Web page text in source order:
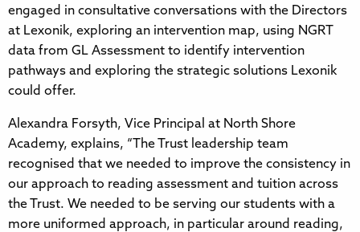
engaged in consultative conversations with the Directors
at Lexonik, exploring an intervention map, using NGRT
data from GL Assessment to identify intervention
pathways and exploring the strategic solutions Lexonik
could offer.​​​​‌‍​‍​‍‌‍‌​‍‌‍‍‌‌‍‌‌‍‍‌‌‍‍​‍​‍​‍‍​‍​‍‌​‌‍​‌‌‍‍‌‍‍‌‌‌​‌‍‌​‍‍‌‍‍‌‌‍​‍​‍​‍​​‍​‍‌‍‍​‌​‍‌‍‌‌‌‍‌‍​‍​‍​‍‍​‍​‍​‍‌​‌‌​‌‌‌‌‍‌​‌‍‍‌‌‍​‍‌‍‍‌‌‍‍‌‌​‌‍‌‌‌‍‍‌‌​​‍‌‍‌‌‌‍‌​‌‍‍‌‌‌​​‍‌‍‌‌‍‌‍‌​‌‍‌‌​‌‌​​‌​‍‌‍‌‌‌​‌‍‌‌‌‍‍‌‌​‌‍​‌‌‌​‌‍‍‌‌‍‌‍‍​‍‌‍‍‌‌‍‌​​‌‌‍​‌‌‍‌‍​​​​‍‌​‍‌​‍‌‌‍‌‍‌‍​‍​‍‌​‌‍​​‌‌‍‌​​‌​‍‌​‌​​​​​‌‌‍​​‍‌​‍​​‌‍​‌​‍‌​‍‌​‍‌​‌‍​‌‌​​‌‍‌‍​​‌​​‍​‍​​​​​‌‌​‌‍‌‍​‍​‍‌‌​‌‍‌‌​​‌‍‌‌​‌‌​‌‌​‌‍‌​‍‌‍‌​‍‌​​‌‍​‌‌‌​‌‍‍​​‌‌‍​‍‌‍‌‍‌​‌‍‌​‍‌‌​‌‌‌​​‍‌‌‌‍‍‌‍‌‌‌‍‌​‍‌‌​​‌​‌​​‍‌‌​​‌​‌​​‍‌‌​​‍​​‍​‌​​​‍‌‍​​​‌​‌‍​‌‌​​​‌‌‌‍​‍​‌‌​​​‌‍​‌​‍‌‌​​‍​​‍​‍‌‌​‌‌‌​‌​​‍‍‌‍​‌‍‍​‌‍‍‌‌‍​‌‍‌​‌​‍‌‍‌‌‌‍‍​‍‌‌​‌‌‌​​‍‌‌‌‍‍‌‍‌‌‌‍‌​‍‌‌​​‌​‌​​‍‌‌​​‌​‌​​‍‌‌​​‍​​‍​‍‌‌‍‌​‌‍​‌‌‍‌​​​​​‌‌​‌​‌‍​‌​‌‍​​‍​‌‍‌‍‌‌​​​​‍‌‌​​‍​​‍​‍‌‌​‌‌‌​‌​​‍‍‌‌​‌‍‌‌‌‍​‌‌​​‌‍​‍‌‍​‌‌​‌‍‌‌‌‌‌‌‌​‍‌‍​​‌​‍‌‌​​‍‌​‌‍‌​‌‌​‌‌‌‌‍‌​‌‍‍‌‌‍​‍‌‍‌‍‍‌‌‍‌​​‌‌‍​‌‌‍‌‍​​​​‍‌​‍‌​‍‌‌‍‌‍‌‍​‍​‍‌​‌‍​​‌‌‍‌​​‌​‍‌​‌​​​​​‌‌‍​​‍‌​‍​​‌‍​‌​‍‌​‍‌​‍‌​‌‍​‌‌​​‌‍‌‍​​‌​​‍​‍​​​​​‌‌​‌‍‌‍​‍​‍‌‍‌‌​‌‍‌‌​​‌‍‌‌​‌‌​‌‌​‌‍‌​‍‌‍‌​‍‌‍‌​​‌‍​‌‌‌​‌‍‍​​‌‌‍​‍‌‍‌‍‌​‌‍‌​‍‌‌​‌‌‌​​‍‌‌‌‍‍‌‍‌‌‌‍‌​‍‌‌​​‌​‌​​‍‌‌​​‌​‌​​‍‌‌​​‍​​‍​‌​​​‍‌‍​​​‌​‌‍​‌‌​​​‌‌‌‍​‍​‌‌​​​‌‍​‌​‍‌‌​​‍​​‍​‍‌‌​‌‌‌​‌​​‍‍‌‍​‌‍‍​‌‍‍‌‌‍​‌‍‌​‌​‍‌‍‌‌‌‍‍​‍‌‌​‌‌‌​​‍‌‌‌‍‍‌‍‌‌‌‍‌​‍‌‌​​‌​‌​​‍‌‌​​‌​‌​​‍‌‌​​‍​​‍​‍‌‌‍‌​‌‍​‌‌‍‌​​​​​‌‌​‌​‌‍​‌​‌‍​​‍​‌‍‌‍‌‌​​​​‍‌‌​​‍​​‍​‍‌‌​‌‌‌​‌​​‍‍‌‌​‌‍‌‌‌‍​‌‌​​‍‌‍‌​​‌‍‌‌‌​‍‌​‌​​‌‍‌‌‌‍​‌‌​‌‍‍‌‌‌‍‌‍‌‌​‌‌​​‌‌‌‌‍​‍‌‍​‌‍‍‌‌​‌‍‍​‌‍‌‌‌‍‌​​‍​‍‌‌
Alexandra Forsyth, Vice Principal at North Shore
Academy, explains, “The Trust leadership team
recognised that we needed to improve the consistency in
our approach to reading assessment and tuition across
the Trust. We needed to be serving our students with a
more uniformed approach, in particular around reading,